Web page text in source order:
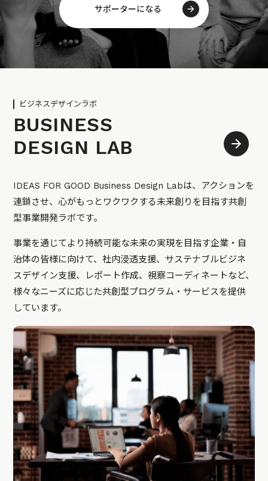
サポーターになる
ビジネスデザインラボ
BUSINESS
DESIGN LAB
IDEAS FOR GOOD Business Design Labは、アクションを
連鎖させ、心がもっとワクワクする未来創りを目指す共創
型事業開発ラボです。
事業を通じてより持続可能な未来の実現を目指す企業・自
治体の皆様に向けて、社内浸透支援、サステナブルビジネ
スデザイン支援、レポート作成、視察コーディネートなど、
様々なニーズに応じた共創型プログラム・サービスを提供
しています。